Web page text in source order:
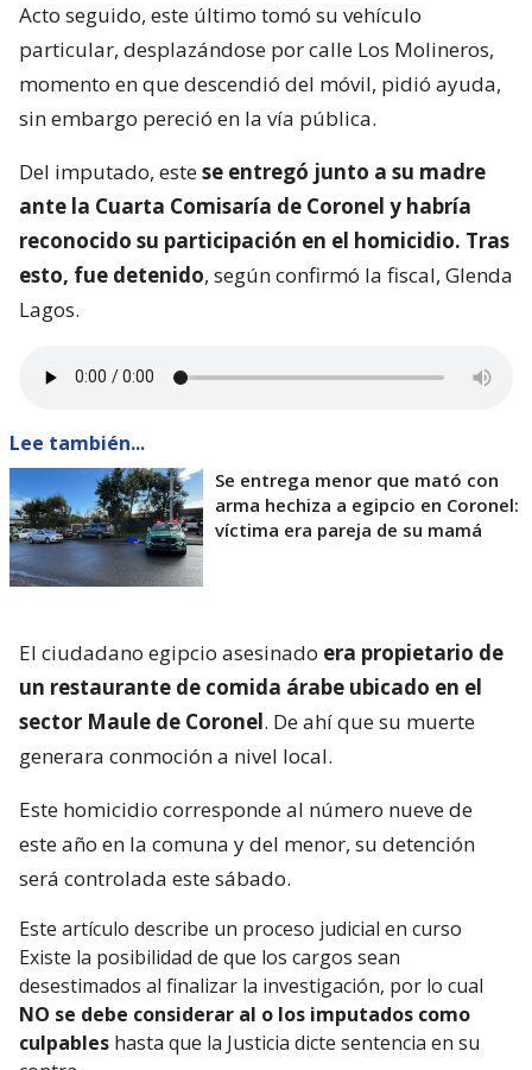
Acto seguido, este último tomó su vehículo
particular, desplazándose por calle Los Molineros,
momento en que descendió del móvil, pidió ayuda,
sin embargo pereció en la vía pública.
Del imputado, estese entregó junto a su madre
ante la Cuarta Comisaría de Coronel y habría
reconocido su participación en el homicidio. Tras
esto, fue detenido, según confirmó la fiscal, Glenda
Lagos.
Lee también...
Se entrega menor que mató con
arma hechiza a egipcio en Coronel:
víctima era pareja de su mamá
El ciudadano egipcio asesinado era propietario de
un restaurante de comida árabe ubicado en el
sector Maule de Coronel. De ahí que su muerte
generara conmoción a nivel local.
Este homicidio corresponde al número nueve de
este año en la comuna y del menor, su detención
será controlada este sábado.
Este artículo describe un proceso judicial en curso
Existe la posibilidad de que los cargos sean
desestimados al finalizar la investigación, por lo cual
NO se debe considerar al o los imputados como
culpables hasta que la Justicia dicte sentencia en su